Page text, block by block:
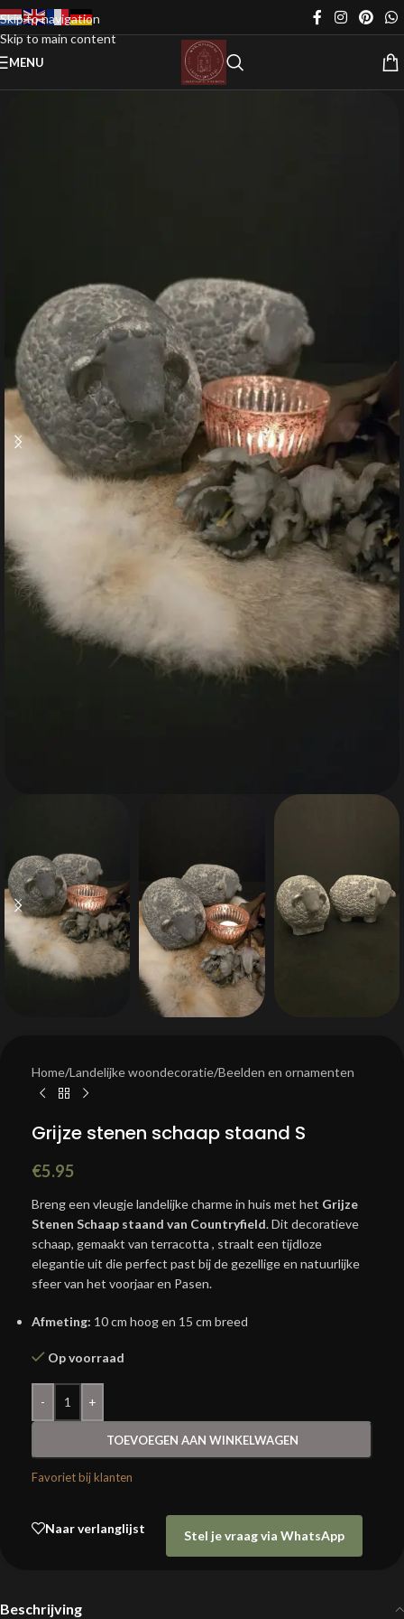
Skip to navigation
Skip to main content
MENU
Home/Landelijke woondecoratie/Beelden en ornamenten
Grijze stenen schaap staand S
€5.95
Breng een vleugje landelijke charme in huis met het Grijze
Stenen Schaap staand van Countryfield. Dit decoratieve
schaap, gemaakt van terracotta , straalt een tijdloze
elegantie uit die perfect past bij de gezellige en natuurlijke
sfeer van het voorjaar en Pasen.
Afmeting: 10 cm hoog en 15 cm breed
Op voorraad
- +
TOEVOEGEN AAN WINKELWAGEN
Favoriet bij klanten
Naar verlanglijst
Stel je vraag via WhatsApp
Beschrijving